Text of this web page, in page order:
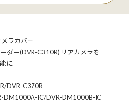
メラカバー
ダー(DVR-C310R) リアカメラを
に
DVR-C370R
IC/DVR-DM1000B-IC